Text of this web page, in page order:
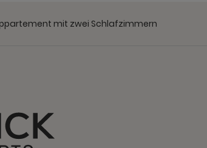
mit zwei Schlafzimmern